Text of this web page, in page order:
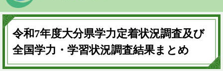
本
文
令和7年度大分県学力定着状況調査及び
全国学力・学習状況調査結果まとめ